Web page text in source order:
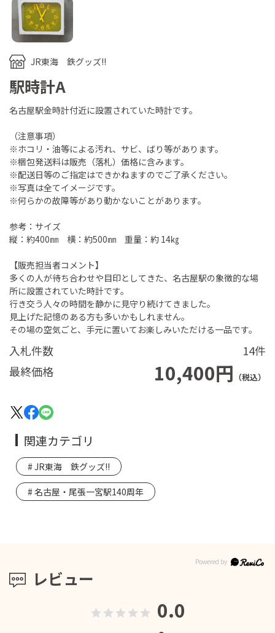
JR東海 鉄グッズ!!
駅時計A
入札件数
14件
最終価格
10,400円 （税込）
名古屋駅金時計付近に設置されていた時計です。
（注意事項）
※ホコリ・油等による汚れ、サビ、ばり等があります。
※梱包発送料は販売（落札）価格に含みます。
※配送日等のご指定はできかねますのでご了承ください。
※写真は全てイメージです。
※何らかの故障等があり動かないことがあります。
参考：サイズ
縦：約400㎜ 横：約500㎜ 重量：約 14㎏
【販売担当者コメント】
多くの人が待ち合わせや目印としてきた、名古屋駅の象徴的な場
所に設置されていた時計です。
行き交う人々の時間を静かに見守り続けてきました。
見上げた記憶のある方も多いかもしれません。
その場の空気ごと、手元に置いてお楽しみいただける一品です。
レビュー
0.0
関連カテゴリ
JR東海 鉄グッズ!!
名古屋・尾張一宮駅140周年